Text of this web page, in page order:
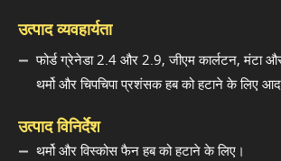
उत्पाद व्यवहार्यता
फोर्ड ग्रेनेडा 2.4 और 2.9, जीएम कार्लटन, मंटा
थर्मो और चिपचिपा प्रशंसक हब को हटाने के लिए
उत्पाद विनिर्देश
थर्मो और विस्कोस फैन हब को हटाने के लिए।